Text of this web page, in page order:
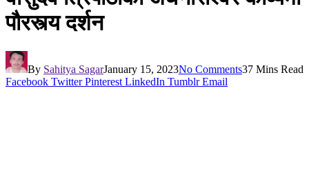
पौरस्त्य दर्शन
By Sahitya SagarJanuary 15, 2023No Comments37 Mins Read
Facebook Twitter Pinterest LinkedIn Tumblr Email